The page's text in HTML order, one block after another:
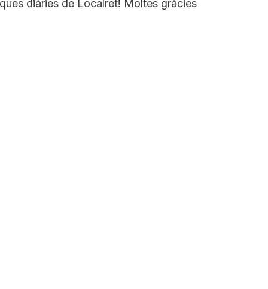
diàries de Localret! Moltes gràcies